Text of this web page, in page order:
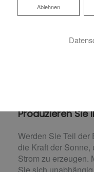
Produzieren Sie
Werden Sie Teil der
die Kraft der
Strom zu erzeugen.
Ablehnen
Ablehnen